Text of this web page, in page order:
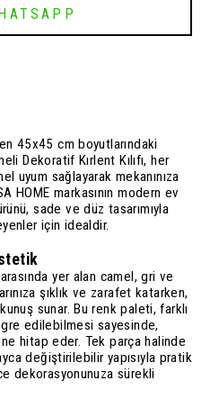
45x45 cm boyutlarındaki
Dekoratif Kırlent Kılıfı, her
uyum sağlayarak mekanınıza
HOME markasının modern ev
sade ve düz tasarımıyla
için idealdir.
yer alan camel, gri ve
şıklık ve zarafet katarken,
sunar. Bu renk paleti, farklı
edilebilmesi sayesinde,
hitap eder. Tek parça halinde
değiştirilebilir yapısıyla pratik
dekorasyonunuza sürekli